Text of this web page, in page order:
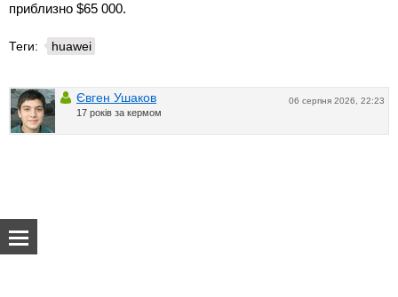
приблизно $65 000.
Теги: huawei
06 серпня 2026, 22:23
Євген Ушаков
17 років за кермом